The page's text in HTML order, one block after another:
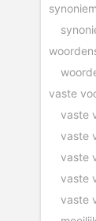
vaste
vaste
vaste
vaste
vaste
vaste